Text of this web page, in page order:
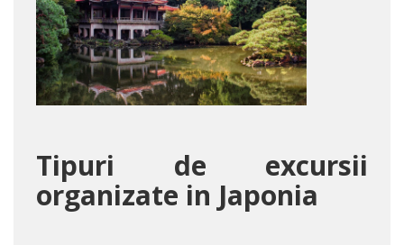
Tipuri de excursii
organizate in Japonia